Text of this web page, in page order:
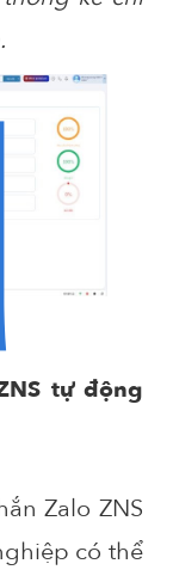
tự động
Zalo ZNS
có thể